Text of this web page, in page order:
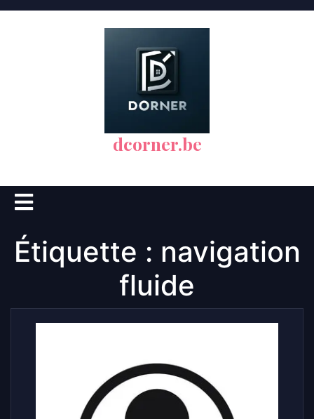
dcorner.be
Open
Étiquette : navigation
fluide